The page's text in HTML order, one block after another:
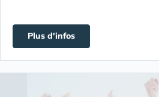
Plus d'infos